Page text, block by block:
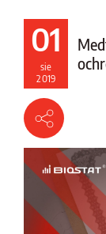
Aktualności
BioStat
2026
01
sie
2019